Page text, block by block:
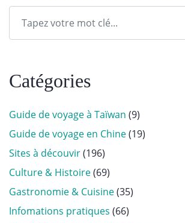
Catégories
Guide de voyage à Taïwan (9)
Guide de voyage en Chine(19)
Sites à découvir(196)
Culture & Histoire(69)
Gastronomie & Cuisine(35)
Infomations pratiques (66)